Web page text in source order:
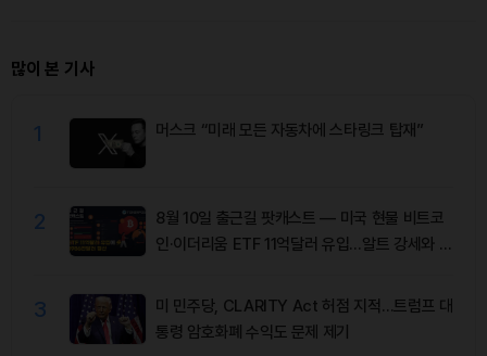
많이 본 기사
1 머스크 “미래 모든 자동차에 스타링크 탑재”
2
8월 10일 출근길 팟캐스트 — 미국 현물 비트코
인·이더리움 ETF 11억달러 유입…알트 강세와 숏
3
미 민주당, CLARITY Act 허점 지적…트럼프 대
통령 암호화폐 수익도 문제 제기